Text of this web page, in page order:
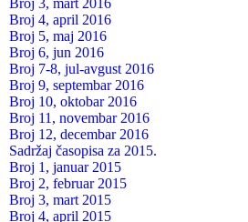
Broj 4, april 2016
Broj 5, maj 2016
Broj 6, jun 2016
Broj 7-8, jul-avgust 2016
Broj 9, septembar 2016
Broj 10, oktobar 2016
Broj 11, novembar 2016
Broj 12, decembar 2016
Sadržaj časopisa za 2015.
Broj 1, januar 2015
Broj 2, februar 2015
Broj 3, mart 2015
Broj 4, april 2015